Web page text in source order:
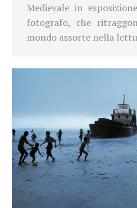
Medievale in
fotografo, che
mondo assorte nella